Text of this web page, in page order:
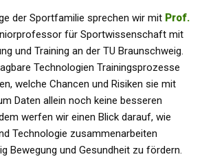
der Sportfamilie sprechen wir mit Prof.
für Sportwissenschaft mit
und Training an der TU Braunschweig.
Technologien Trainingsprozesse
welche Chancen und Risiken sie mit
Daten allein noch keine besseren
werfen wir einen Blick darauf, wie
Technologie zusammenarbeiten
Bewegung und Gesundheit zu fördern.